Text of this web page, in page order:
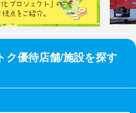
ク優待店舗/施設を探す